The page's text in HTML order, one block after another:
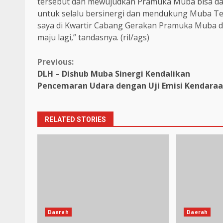
untuk selalu bersinergi dan mendukung Muba
saya di Kwartir Cabang Gerakan Pramuka
maju lagi,” tandasnya. (ril/ags)
Continue
Reading
Previous:
DLH – Dishub Muba Sinergi Kendalikan
Pencemaran Udara dengan Uji Emisi
RELATED STORIES
Daerah Daerah